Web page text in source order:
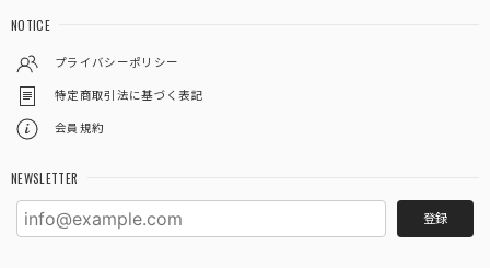
NOTICE
プライバシーポリシー
特定商取引法に基づく表記
会員規約
NEWSLETTER
登録